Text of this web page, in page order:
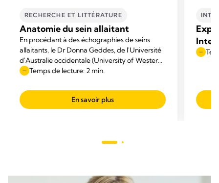
RECHERCHE ET LITTÉRATURE
Anatomie du sein allaitant
En procédant à des échographies de seins
allaitants, le Dr Donna Geddes, de l'Université
d'Australie occidentale (University of Western
Australia), s'est mise à remettre en cause les
représentés dans les manuels.
Temps de lecture: 2 min.
En savoir plus